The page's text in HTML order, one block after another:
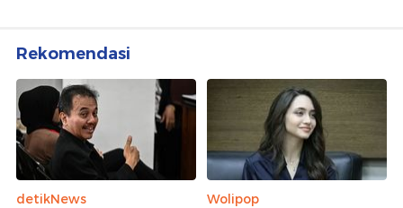
Rekomendasi
detikNews
Wolipop